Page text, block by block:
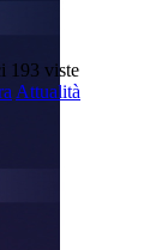
193 viste
Attualità